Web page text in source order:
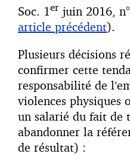
Soc. 1 er juin 2016,
article précédent).
Plusieurs décisions
confirmer cette
responsabilité de
violences physiques
un salarié du fait de
abandonner la
de résultat) :